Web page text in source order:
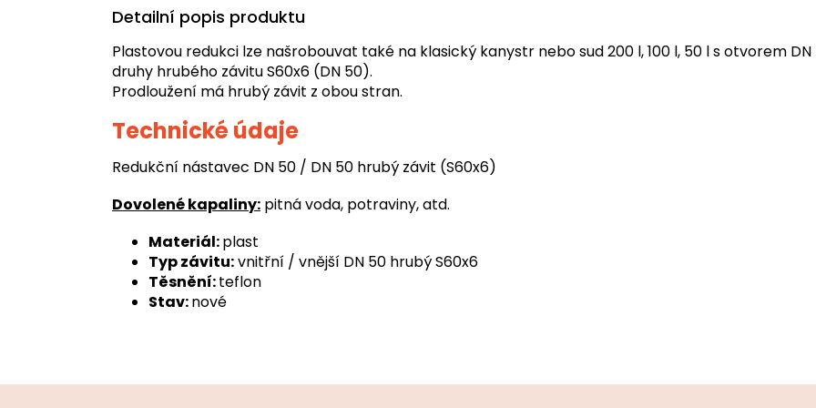
Detailní popis produktu
Plastovou redukci lze našrobouvat také na klasický kanystr nebo sud 200 l, 100 l, 50 l s otvorem
druhy hrubého závitu S60x6 (DN 50).
Prodloužení má hrubý závit z obou stran.
Technické údaje
Redukční nástavec DN 50 / DN 50 hrubý závit (S60x6)
Dovolené kapaliny: pitná voda, potraviny, atd.
Materiál:plast
Typ závitu:vnitřní / vnější DN 50 hrubý S60x6
Těsnění:teflon
Stav:nové